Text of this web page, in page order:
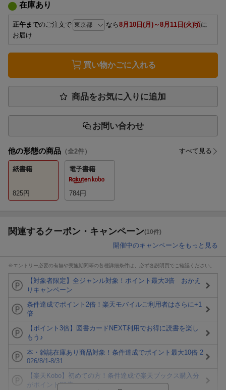
在庫あり
正午までのご注文で なら8月10日(月)～8月11日(火)頃に
お届け
買い物かごに入れる
商品をお気に入りに追加
お問い合わせ
他の形態の商品 （全2件） すべて見る
紙書籍
825円
電子書籍
784円
関連するクーポン・キャンペーン(10件)
開催中のキャンペーンをもっと見る
※エントリー必要の有無や実施期間等の各種詳細条件は、必ず各説明頁でご確認ください。
【対象者限定】全ジャンル対象！ポイント最大3倍 おかえ
りキャンペーン
条件達成でポイント2倍！楽天モバイルご利用者はさらに+1
倍
【ポイント3倍】図書カードNEXT利用でお得に読書を楽し
もう♪
本・雑誌在庫あり商品対象！条件達成でポイント最大10倍 2
026/8/1-8/31
【楽天Kobo】初めての方！条件達成で楽天ブックス購入分
がポイント20倍